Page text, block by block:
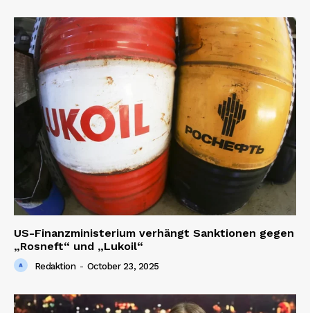
US-Finanzministerium verhängt Sanktionen gegen
„Rosneft“ und „Lukoil“
Redaktion - October 23, 2025